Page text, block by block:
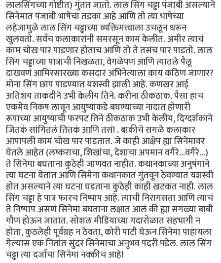
लालसिंगच्या गोष्टीत) गुंतत जातो. लाल सिंग चढ्ढा पंजाबी असल्याने
सिनेमात पंजाबी भाषेचा तडका आहे आणि तो त्या भाषेच्या
लहेजामुळे लाल सिंग चढ्ढाच्या व्यक्तिमत्त्वाला उचलून धरून
खुलवतो. सर्वच कलाकारांनी समरसून कामं केलीत. अमीर त्याचं
काम चोख पार पाडणार होताच आणि तो ते तसंच पार पाडतो. लाल
सिंग चढ्ढाच्या पात्राची निखळता, वेगळेपण आणि त्यातले पैलू
दाखवणं आमिरसारख्या कसदार अभिनेत्याला काय कठिण जाणार?
मोना सिंग छाप पाडण्यात यशस्वी झाली आहे. कणखर आई
अतिशय ताकदीने उभी केलीय तिने. करीना ठीकठाक. पैसा हाच
एकमेव निकष लावून आयुष्याकडे बघण्याच्या नादात होणारी
रूपाच्या आयुष्याची फरपट तिने ठीकठाक उभी केलीय, दिग्दर्शकाने
जितकं सांगितलं तितकं आणि तसं! . बाकीचे सगळे कलाकार
आपापली कामं चोख पार पाडतात. जे काही आक्षेप ह्या सिनेमावर
घेतले आहेत (लष्कराचा, शिखांचा, देशाचा अपमान वगैरे...वगैरे...)
ते सिनेमा बघताना कुठेही जाणवत नाहीत. कथानकाच्या अनुषंगाने
त्या घटना येतात आणि सिमेना कथानकात गुंतवून ठेवण्यात यशस्वी
होत असल्याने त्या घटना घडताना कुठेही काही खटकत नाही. लाल
सिंग चढ्ढा हे पात्र फारच निष्पाप आहे. त्याची निरागसता आणि त्याचं
ते निष्पाप असणं सिनेमा बघताना लक्षात आलं की ह्या सगळ्या बाबी
गौण होऊन जातात. सोशल मीडियाच्या गदारोळात सहभागी न
होता, कुठलेही पूर्वग्रह न ठेवता, कोरी पाटी घेऊन सिनेमा पाहायला
गेल्यास एक नितांत सुंदर सिनेमाचा अनुभव पदरी पडेल. लाल सिंग
चढ्ढा त्या दर्जाचा सिनेमा नक्कीच आहे!